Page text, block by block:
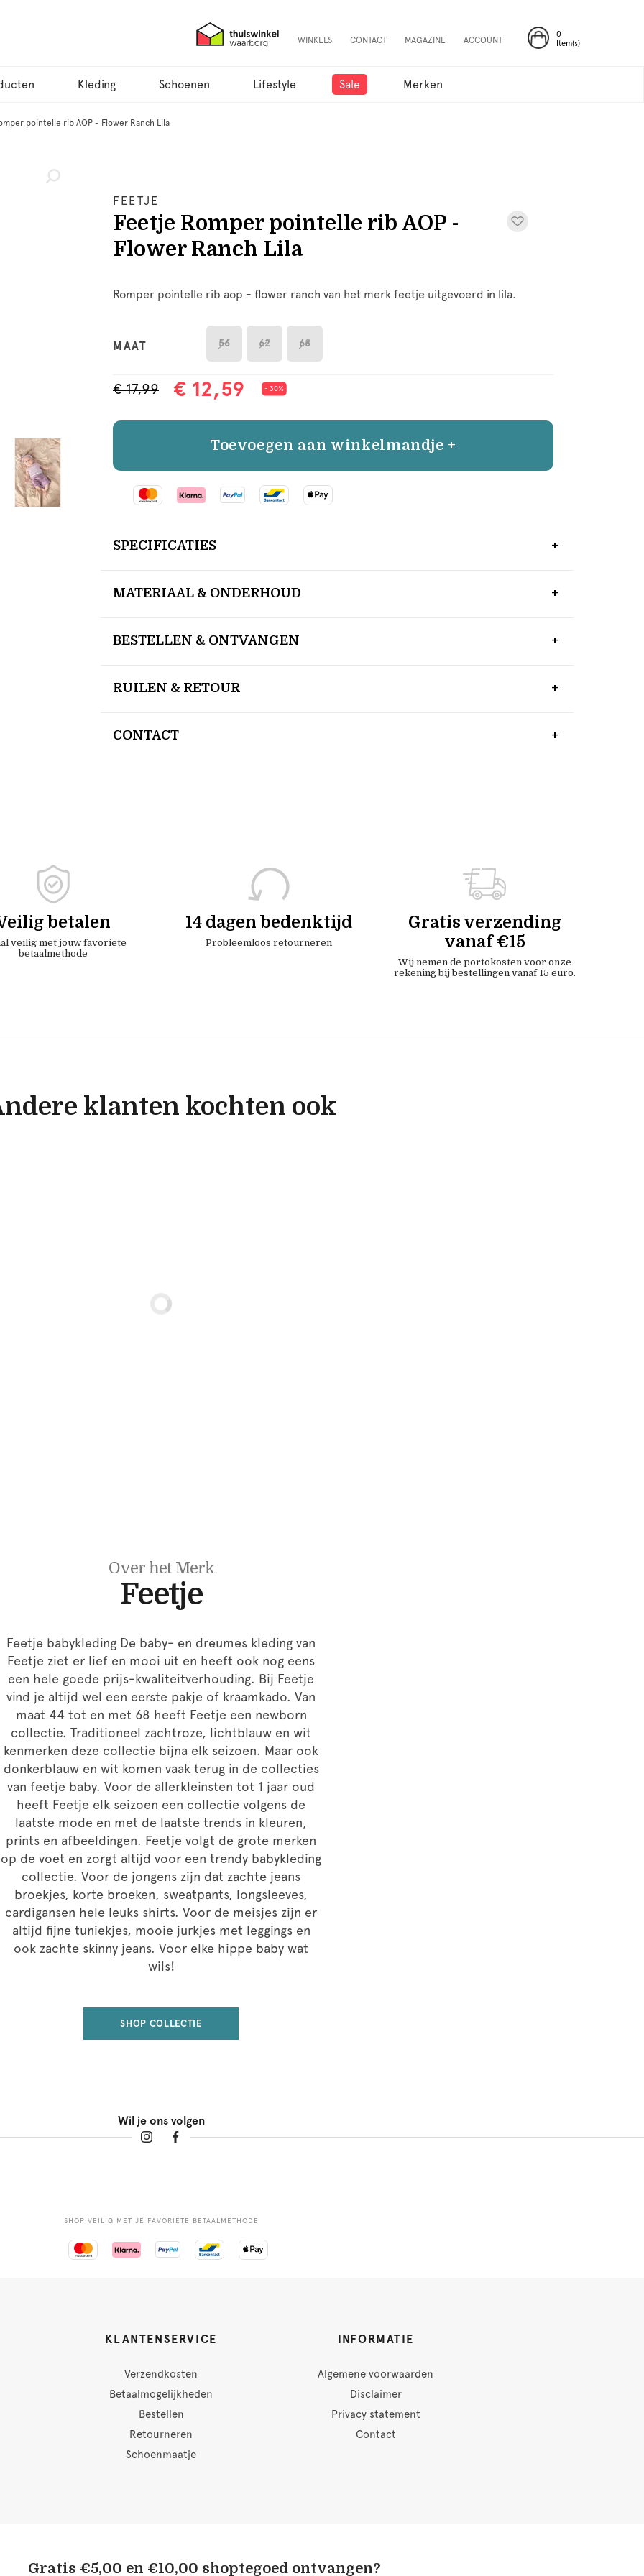
0
Item(s)
WINKELS CONTACT MAGAZINE ACCOUNT
Kleding Schoenen Lifestyle Sale Merken
pointelle rib AOP - Flower Ranch Lila
FEETJE
Feetje Romper pointelle rib AOP -
Flower Ranch Lila
Romper pointelle rib aop - flower ranch van het merk feetje uitgevoerd in lila.
MAAT 56 62 68
€ 17,99 € 12,59 - 30%
Toevoegen aan winkelmandje +
SPECIFICATIES
MATERIAAL & ONDERHOUD
BESTELLEN & ONTVANGEN
RUILEN & RETOUR
CONTACT
betalen
veilig met jouw favoriete
betaalmethode
14 dagen bedenktijd
Probleemloos retourneren
Gratis verzending
vanaf €15
Wij nemen de portokosten voor onze
rekening bij bestellingen vanaf 15 euro.
klanten kochten ook
Over het Merk
Feetje
Feetje babykleding De baby- en dreumes kleding van
Feetje ziet er lief en mooi uit en heeft ook nog eens
een hele goede prijs-kwaliteitverhouding. Bij Feetje
vind je altijd wel een eerste pakje of kraamkado. Van
maat 44 tot en met 68 heeft Feetje een newborn
collectie. Traditioneel zachtroze, lichtblauw en wit
kenmerken deze collectie bijna elk seizoen. Maar ook
donkerblauw en wit komen vaak terug in de collecties
van feetje baby. Voor de allerkleinsten tot 1 jaar oud
heeft Feetje elk seizoen een collectie volgens de
laatste mode en met de laatste trends in kleuren,
prints en afbeeldingen. Feetje volgt de grote merken
op de voet en zorgt altijd voor een trendy babykleding
collectie. Voor de jongens zijn dat zachte jeans
broekjes, korte broeken, sweatpants, longsleeves,
cardigansen hele leuks shirts. Voor de meisjes zijn er
altijd fijne tuniekjes, mooie jurkjes met leggings en
ook zachte skinny jeans. Voor elke hippe baby wat
wils!
SHOP COLLECTIE
Wil je ons volgen
SHOP VEILIG MET JE FAVORIETE BETAALMETHODE
KLANTENSERVICE
Verzendkosten
Betaalmogelijkheden
Bestellen
Retourneren
Schoenmaatje
INFORMATIE
Algemene voorwaarden
Disclaimer
Privacy statement
Contact
Gratis €5,00 en €10,00 shoptegoed ontvangen?